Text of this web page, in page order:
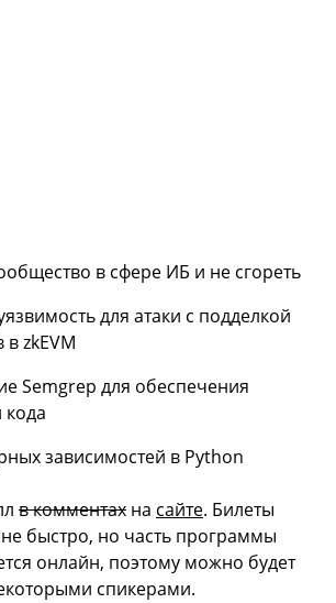
в сфере ИБ и не сгореть
для атаки с подделкой
в zkEVM
Semgrep для обеспечения
кода
зависимостей в Python
в комментах на сайте. Билеты
быстро, но часть программы
онлайн, поэтому можно будет
спикерами.